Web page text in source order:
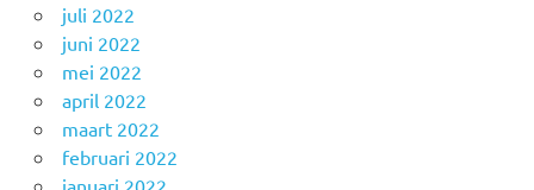
juli 2022
juni 2022
mei 2022
april 2022
maart 2022
februari 2022